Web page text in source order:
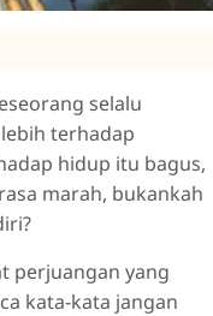
selalu
terhadap
hidup itu bagus,
marah, bukankah
perjuangan yang
kata-kata jangan